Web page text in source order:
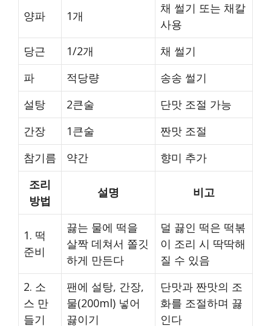
양파 1개
채 썰기 또는 채칼
사용
당근
1/2개
채 썰기
파
적당량
송송 썰기
설탕
2큰술
단맛 조절 가능
간장
1큰술
짠맛 조절
참기름
약간
향미 추가
조리
방법
설명 비고
1. 떡
준비
끓는 물에 떡을
살짝 데쳐서 쫄깃
하게 만든다
덜 끓인 떡은 떡볶
이 조리 시 딱딱해
질 수 있음
2. 소
스 만
들기
팬에 설탕, 간장,
물(200ml) 넣어
끓이기
단맛과 짠맛의 조
화를 조절하며 끓
인다